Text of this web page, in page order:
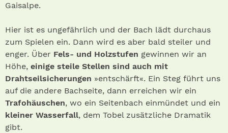
Gaisalpe.
Hier ist es ungefährlich und der Bach lädt durchaus
zum Spielen ein. Dann wird es aber bald steiler und
enger. Über Fels- und Holzstufen gewinnen wir an
Höhe, einige steile Stellen sind auch mit
Drahtseilsicherungen »entschärft«. Ein Steg führt uns
auf die andere Bachseite, dann erreichen wir ein
Trafohäuschen, wo ein Seitenbach einmündet und ein
kleiner Wasserfall, dem Tobel zusätzliche Dramatik
gibt.